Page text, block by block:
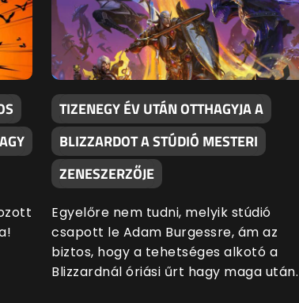
TIZENEGY ÉV UTÁN OTTHAGYJA A
BLIZZARDOT A STÚDIÓ MESTERI
ZENESZERZŐJE
Egyelőre nem tudni, melyik stúdió
csapott le Adam Burgessre, ám az
biztos, hogy a tehetséges alkotó a
Blizzardnál óriási űrt hagy maga után.